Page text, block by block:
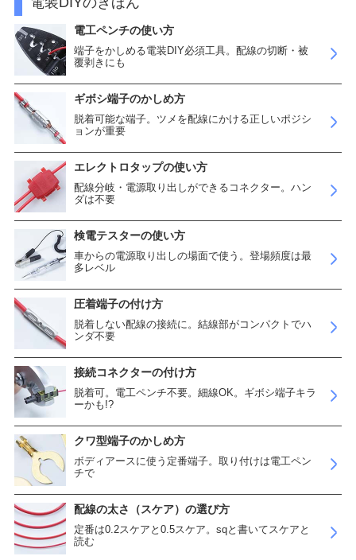
電工ペンチの使い方
端子をかしめる電装DIY必須工具。配線の切断・被
覆剥きにも
ギボシ端子のかしめ方
脱着可能な端子。ツメを配線にかける正しいポジシ
ョンが重要
エレクトロタップの使い方
配線分岐・電源取り出しができるコネクター。ハン
ダは不要
検電テスターの使い方
車からの電源取り出しの場面で使う。登場頻度は最
多レベル
圧着端子の付け方
脱着しない配線の接続に。結線部がコンパクトでハ
ンダ不要
接続コネクターの付け方
脱着可。電工ペンチ不要。細線OK。ギボシ端子キラ
ーかも!?
クワ型端子のかしめ方
ボディアースに使う定番端子。取り付けは電工ペン
チで
配線の太さ（スケア）の選び方
定番は0.2スケアと0.5スケア。sqと書いてスケアと
読む